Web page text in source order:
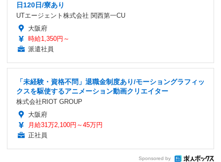
日120日/寮あり
UTエージェント株式会社 関西第一CU
大阪府
時給1,350円～
派遣社員
「未経験・資格不問」退職金制度あり/モーショングラフィッ
クスを駆使するアニメーション動画クリエイター
株式会社RIOT GROUP
大阪府
月給31万2,100円～45万円
正社員
Sponsored by